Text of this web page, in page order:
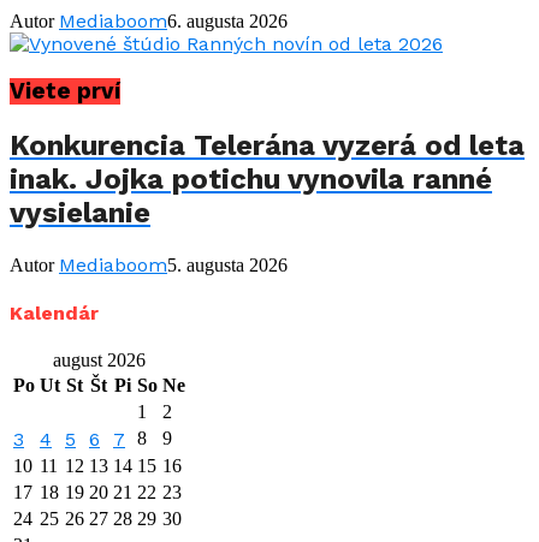
Autor Mediaboom6. augusta 2026
Viete prví
Konkurencia Telerána vyzerá od leta
inak. Jojka potichu vynovila ranné
vysielanie
Autor Mediaboom5. augusta 2026
Kalendár
august 2026
Po Ut St Št Pi So Ne
1
2
3 4 5 6 7 8
9
10 11 12 13 14 15 16
17 18 19 20 21 22 23
24 25 26 27 28 29 30